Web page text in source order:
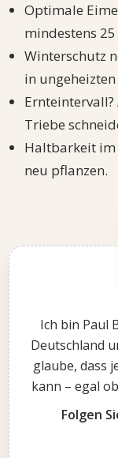
Optimale
mindestens
Winterschutz
in
Triebe
Haltbarkeit im
neu pflanzen.
Ich bin Paul
Deutschland
glaube, dass
kann – egal
Folgen